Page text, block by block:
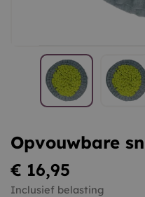
Opvouwbare
€ 16,95
Inclusief belasting